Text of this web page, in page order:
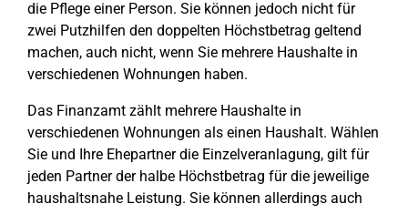
die Pflege einer Person. Sie können jedoch nicht für
zwei Putzhilfen den doppelten Höchstbetrag geltend
machen, auch nicht, wenn Sie mehrere Haushalte in
verschiedenen Wohnungen haben.
Das Finanzamt zählt mehrere Haushalte in
verschiedenen Wohnungen als einen Haushalt. Wählen
Sie und Ihre Ehepartner die Einzelveranlagung, gilt für
jeden Partner der halbe Höchstbetrag für die jeweilige
haushaltsnahe Leistung. Sie können allerdings auch